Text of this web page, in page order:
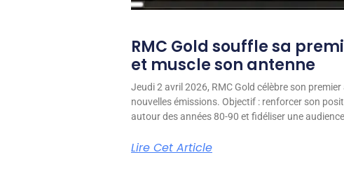
RMC Gold souffle sa
et muscle son antenne
Jeudi 2 avril 2026, RMC Gold célèbre son
nouvelles émissions. Objectif : renforcer son
autour des années 80-90 et fidéliser une
Lire Cet Article